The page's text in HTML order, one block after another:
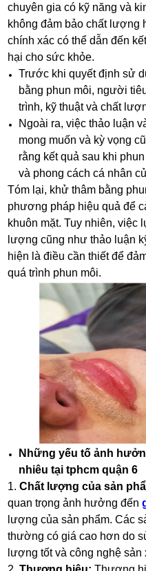
chuyên gia có kỹ năng và
không đảm bảo chất lượng
chính xác có thể dẫn đến
hại cho sức khỏe.
Trước khi quyết định sử
bằng phun môi, người
trình, kỹ thuật và chất
Ngoài ra, việc thảo luận
mong muốn và kỳ vọng
rằng kết quả sau khi
và phong cách cá nhân
Tóm lại, khử thâm bằng
phương pháp hiệu quả để
khuôn mặt. Tuy nhiên, việc
lượng cũng như thảo luận
hiện là điều cần thiết để
quá trình phun môi.
Những yếu tố ảnh
nhiêu tại tphcm quận 6
1.Chất lượng của sản
quan trọng ảnh hưởng đến
lượng của sản phẩm. Các
thường có giá cao hơn do
lượng tốt và công nghệ sản